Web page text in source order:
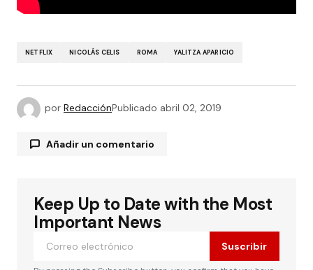
NETFLIX NICOLÁS CELIS ROMA YALITZA APARICIO
por RedacciónPublicado abril 02, 2019
Añadir un comentario
Tu dirección de correo electrónico no será
publicada.Los campos obligatorios están
marcados con*
Keep Up to Date with the Most
Important News
Suscribir